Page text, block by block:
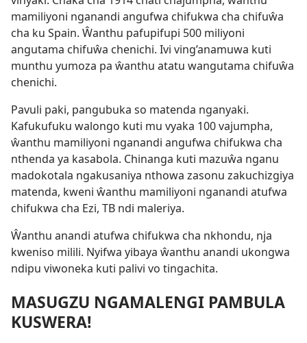
mamiliyoni nganandi angufwa chifukwa cha chifuŵa
cha ku Spain. Ŵanthu pafupifupi 500 miliyoni
angutama chifuŵa chenichi. Ivi ving’anamuwa kuti
munthu yumoza pa ŵanthu atatu wangutama chifuŵa
chenichi.
Pavuli paki, pangubuka so matenda nganyaki.
Kafukufuku walongo kuti mu vyaka 100 vajumpha,
ŵanthu mamiliyoni nganandi angufwa chifukwa cha
nthenda ya kasabola. Chinanga kuti mazuŵa nganu
madokotala ngakusaniya nthowa zasonu zakuchizgiya
matenda, kweni ŵanthu mamiliyoni nganandi atufwa
chifukwa cha Ezi, TB ndi maleriya.
Ŵanthu anandi atufwa chifukwa cha nkhondu, nja
kweniso milili. Nyifwa yibaya ŵanthu anandi ukongwa
ndipu viwoneka kuti palivi vo tingachita.
MASUGZU NGAMALENGI PAMBULA
KUSWERA!